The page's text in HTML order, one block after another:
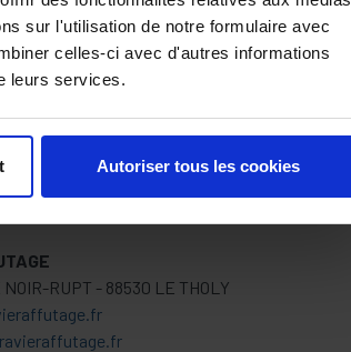
sur l'utilisation de notre formulaire avec
celles-ci avec d'autres informations
leurs services.
Autoriser tous les cookies
NOIR-RUPT - 88530 LE THOLY